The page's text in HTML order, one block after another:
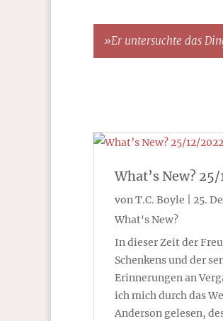
»Er untersuchte das
What’s New?
vonT.C. Boyle 25.
What's New?
In dieser Zeit der
Schenkens und der
Erinnerungen an
ich mich durch das
Anderson gelesen,